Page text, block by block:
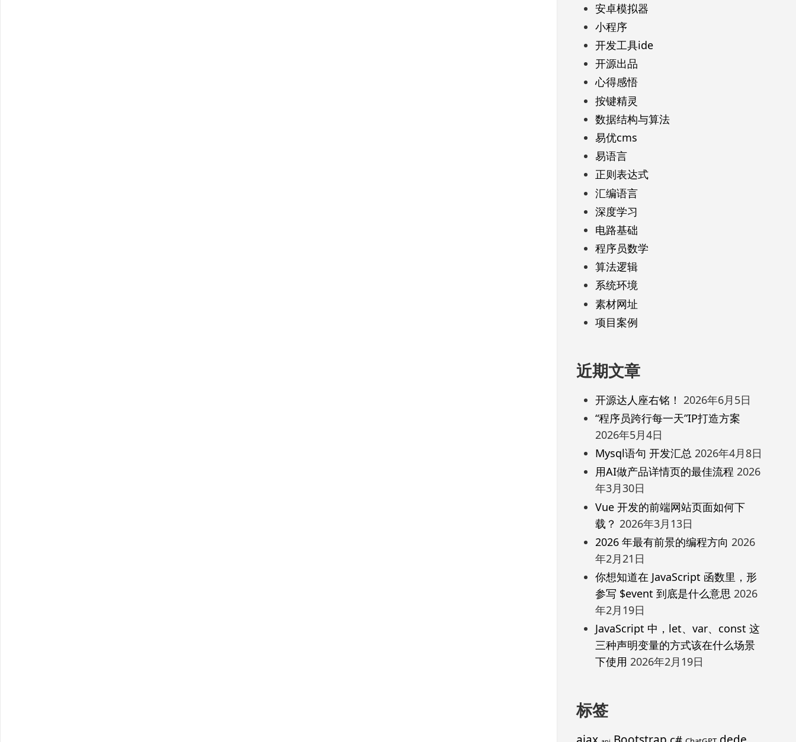
安卓模拟器
小程序
开发工具ide
开源出品
心得感悟
按键精灵
数据结构与算法
易优cms
易语言
正则表达式
汇编语言
深度学习
电路基础
程序员数学
算法逻辑
系统环境
素材网址
项目案例
近期文章
开源达人座右铭！ 2026年6月5日
“程序员跨行每一天”IP打造方案
2026年5月4日
Mysql语句 开发汇总 2026年4月8日
用AI做产品详情页的最佳流程 2026
年3月30日
Vue 开发的前端网站页面如何下
载？ 2026年3月13日
2026 年最有前景的编程方向 2026
年2月21日
你想知道在 JavaScript 函数里，形
参写 $event 到底是什么意思 2026
年2月19日
JavaScript 中，let、var、const 这
三种声明变量的方式该在什么场景
下使用 2026年2月19日
标签